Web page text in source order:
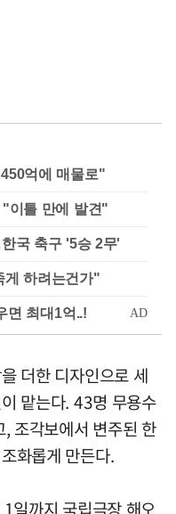
억에 매물로"
"이틀 만에 발견"
국 축구 '5승 2무'
하려는건가"
더한 디자인으로 세
맡는다. 43명 무용수
조각보에서 변주된 한
화롭게 만든다.
일까지 국립극장 해오